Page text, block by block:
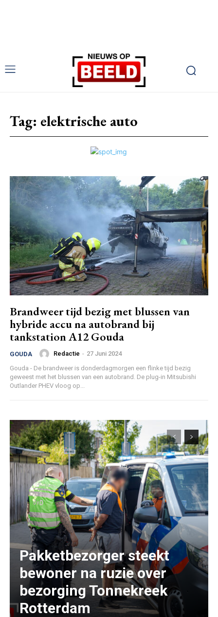
Tag: elektrische auto
Brandweer tijd bezig met blussen van
hybride accu na autobrand bij
tankstation A12 Gouda
GOUDA Redactie - 27 Juni 2024
Gouda - De brandweer is donderdagmorgen een flinke tijd bezig
geweest met het blussen van een autobrand. De plug-in Mitsubishi
Outlander PHEV vloog op...
Pakketbezorger steekt
bewoner na ruzie over
bezorging Tonnekreek
Rotterdam